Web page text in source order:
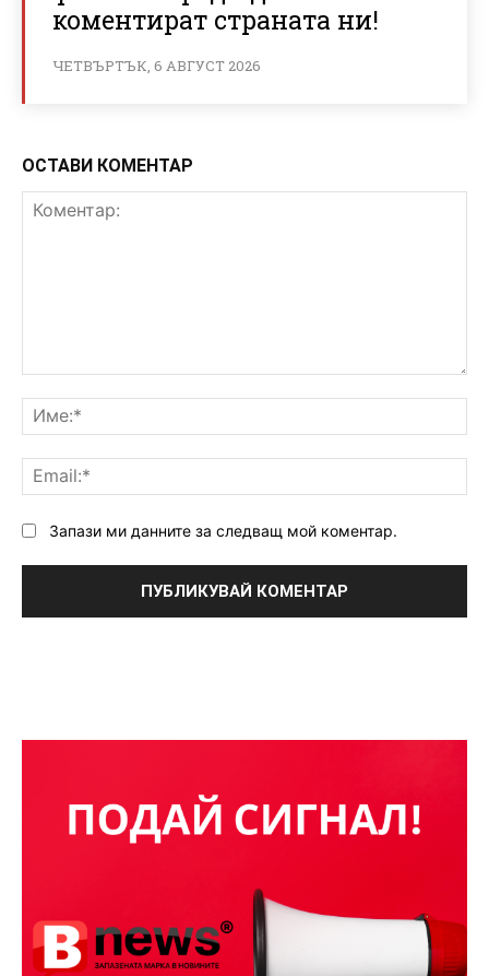
коментират страната ни!
ЧЕТВЪРТЪК, 6 АВГУСТ 2026
ОСТАВИ КОМЕНТАР
Запази ми данните за следващ мой коментар.